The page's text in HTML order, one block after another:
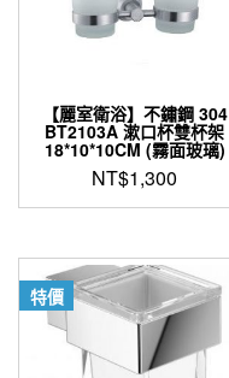
【麗室衛浴】不鏽鋼 304
BT2103A 漱口杯雙杯架
18*10*10CM (霧面玻璃)
NT$1,300
特價